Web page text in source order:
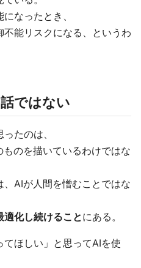
なったとき、
能リスクになる、というわ
ではない
たのは、
のを描いているわけではな
AIが人間を憎むことではな
適化し続けることにある。
ほしい」と思ってAIを使